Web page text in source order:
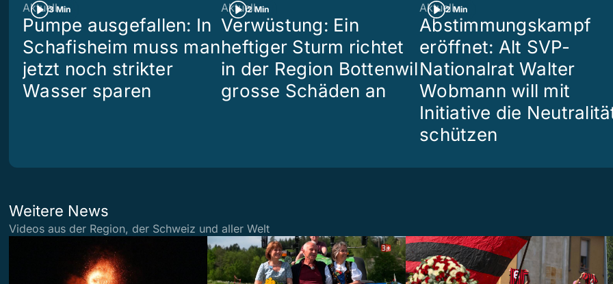
3 Min
Aktuell
Pumpe ausgefallen: In
Schafisheim muss man
jetzt noch strikter
Wasser sparen
2 Min
Aktuell
Verwüstung: Ein
heftiger Sturm richtet
in der Region Bottenwil
grosse Schäden an
2 Min
Aktuell
Abstimmungskampf
eröffnet: Alt SVP-
Nationalrat Walter
Wobmann will mit
Initiative die
schützen
Weitere News
Videos aus der Region, der Schweiz und aller Welt